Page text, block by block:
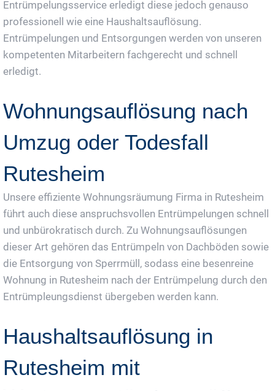
Entrümpelungsservice erledigt diese jedoch genauso
professionell wie eine Haushaltsauflösung.
Entrümpelungen und Entsorgungen werden von unseren
kompetenten Mitarbeitern fachgerecht und schnell
erledigt.
Wohnungsauflösung nach
Umzug oder Todesfall
Rutesheim
Unsere effiziente Wohnungsräumung Firma in Rutesheim
führt auch diese anspruchsvollen Entrümpelungen schnell
und unbürokratisch durch. Zu Wohnungsauflösungen
dieser Art gehören das Entrümpeln von Dachböden sowie
die Entsorgung von Sperrmüll, sodass eine besenreine
Wohnung in Rutesheim nach der Entrümpelung durch den
Entrümpleungsdienst übergeben werden kann.
Haushaltsauflösung in
Rutesheim mit